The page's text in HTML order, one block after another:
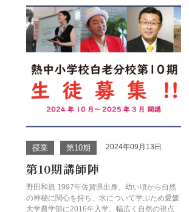
授業 第10期 2024年09月13日
第10期講師陣
野田和規 1997年佐賀県出身。幼い頃から自然
の神秘に関心を持ち、水について学ぶため愛媛
大学農学部に2016年入学。幅広く自然の視点